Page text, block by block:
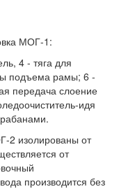
МОГ-1:
4 - тяга для
подъема рамы; 6 -
передача слоение
идя
2 изолированы от
от
производится без